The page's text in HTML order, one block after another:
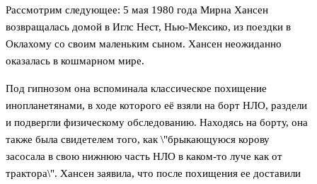
Рассмотрим следующее: 5 мая 1980 года Мирна Хансен
возвращалась домой в Иглс Нест, Нью-Мексико, из поездки в
Оклахому со своим маленьким сыном. Хансен неожиданно
оказалась в кошмарном мире.
Под гипнозом она вспоминала классическое похищение
инопланетянами, в ходе которого её взяли на борт НЛО, раздели
и подвергли физическому обследованию. Находясь на борту, она
также была свидетелем того, как \"брыкающуюся корову
засосала в свою нижнюю часть НЛО в каком-то луче как от
трактора\". Хансен заявила, что после похищения ее доставили